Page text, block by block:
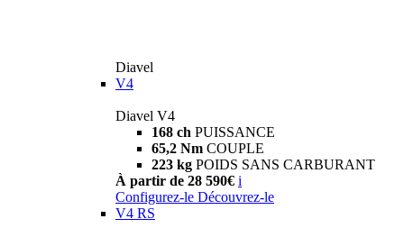
Diavel
V4
Diavel V4
168 ch PUISSANCE
65,2 Nm COUPLE
223 kg POIDS SANS CARBURANT
À partir de 28 590€ i
Configurez-le Découvrez-le
V4 RS